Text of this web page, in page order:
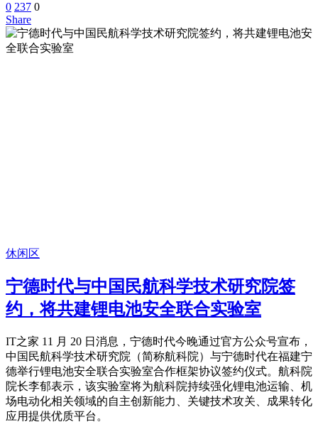
0 237 0
Share
休闲区
宁德时代与中国民航科学技术研究院签
约，将共建锂电池安全联合实验室
IT之家 11 月 20 日消息，宁德时代今晚通过官方公众号宣布，
中国民航科学技术研究院（简称航科院）与宁德时代在福建宁
德举行锂电池安全联合实验室合作框架协议签约仪式。航科院
院长李郁表示，该实验室将为航科院持续强化锂电池运输、机
场电动化相关领域的自主创新能力、关键技术攻关、成果转化
应用提供优质平台。